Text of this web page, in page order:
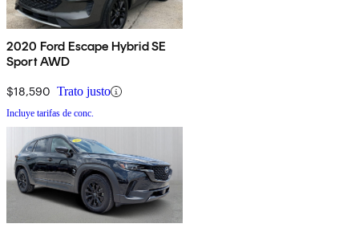
2020 Ford Escape Hybrid SE
Sport AWD
$18,590 Trato justo
Incluye tarifas de conc.